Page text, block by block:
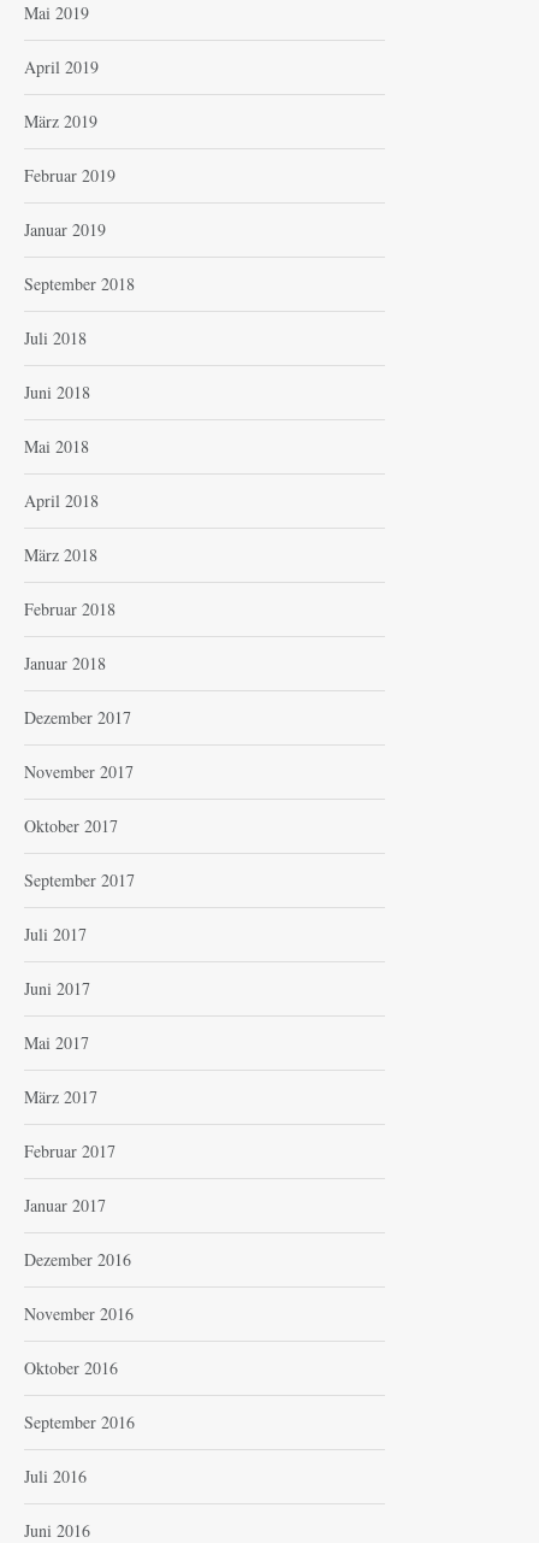
Mai 2019
April 2019
März 2019
Februar 2019
Januar 2019
September 2018
Juli 2018
Juni 2018
Mai 2018
April 2018
März 2018
Februar 2018
Januar 2018
Dezember 2017
November 2017
Oktober 2017
September 2017
Juli 2017
Juni 2017
Mai 2017
März 2017
Februar 2017
Januar 2017
Dezember 2016
November 2016
Oktober 2016
September 2016
Juli 2016
Juni 2016